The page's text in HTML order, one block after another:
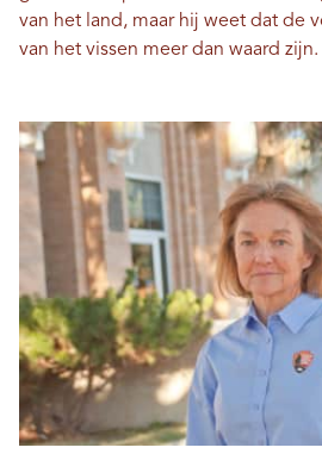
van het land, maar hij weet dat de
van het vissen meer dan waard zijn.